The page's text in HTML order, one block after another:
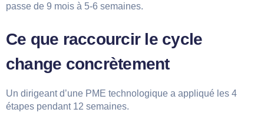
passe de 9 mois à 5-6 semaines.
Ce que raccourcir le cycle
change concrètement
Un dirigeant d’une PME technologique a appliqué les 4
étapes pendant 12 semaines.